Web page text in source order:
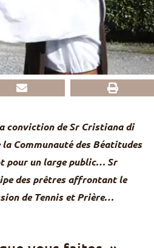
conviction de Sr Cristiana di
la Communauté des Béatitudes
pour un large public… Sr
des prêtres affrontant le
de Tennis et Prière…